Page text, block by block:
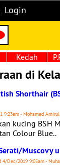
Login
Kedah
di
Shorthair
9:23am - Mohamad
kucing BSH
Colour Blue..
Muscovy
4/Dec/2019 9:05am -